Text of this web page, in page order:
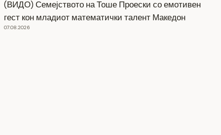
(ВИДО) Семејството на Тоше Проески со емотивен
гест кон младиот математички талент Македон
07.08.2026